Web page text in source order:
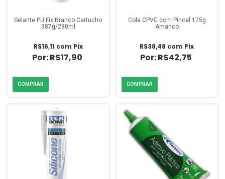
Selante PU Fix Branco Cartucho
387g/280ml
R$17,90
R$16,11 com Pix
Cola CPVC com Pincel 175g
Amanco
R$42,75
R$38,48 com Pix